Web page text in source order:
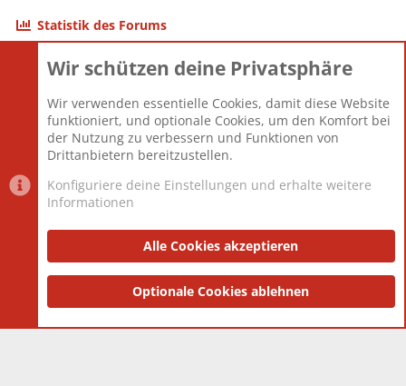
Statistik des Forums
Themen
Mitglieder
12.427
Neuestes Mitglied
Berlin
Datenschutzerklärung Impressum
Community platform by XenForo® © 2010-2025 XenForo Ltd.
and add-ons by ThemeHouse
Wir schützen deine Privatsphäre
Wir verwenden essentielle Cookies, damit diese Website
funktioniert, und optionale Cookies, um den Komfort bei
der Nutzung zu verbessern und Funktionen von
Drittanbietern bereitzustellen.
Konfiguriere deine Einstellungen und erhalte weitere
Informationen
Alle Cookies akzeptieren
Optionale Cookies ablehnen